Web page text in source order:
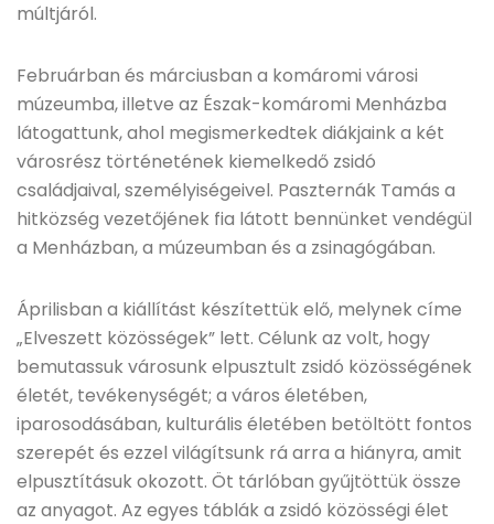
múltjáról.
Februárban és márciusban a komáromi városi
múzeumba, illetve az Észak-komáromi Menházba
látogattunk, ahol megismerkedtek diákjaink a két
városrész történetének kiemelkedő zsidó
családjaival, személyiségeivel. Paszternák Tamás a
hitközség vezetőjének fia látott bennünket vendégül
a Menházban, a múzeumban és a zsinagógában.
Áprilisban a kiállítást készítettük elő, melynek címe
„Elveszett közösségek” lett. Célunk az volt, hogy
bemutassuk városunk elpusztult zsidó közösségének
életét, tevékenységét; a város életében,
iparosodásában, kulturális életében betöltött fontos
szerepét és ezzel világítsunk rá arra a hiányra, amit
elpusztításuk okozott. Öt tárlóban gyűjtöttük össze
az anyagot. Az egyes táblák a zsidó közösségi élet